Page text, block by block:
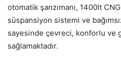
otomatik şanzımanı, 1400lt
süspansiyon sistemi ve
sayesinde çevreci, konforlu ve
sağlamaktadır.